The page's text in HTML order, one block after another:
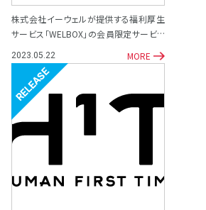
株式会社イーウェルが提供する福利厚生
サービス「WELBOX」の会員限定サービス
2023.05.22 MORE
リリース